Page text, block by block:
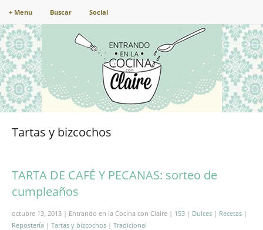
+ Menu Buscar Social
Tartas y bizcochos
TARTA DE CAFÉ Y PECANAS: sorteo de
cumpleaños
octubre 13, 2013 | Entrando en la Cocina con Claire | 153 | Dulces | Recetas |
Repostería | Tartas y bizcochos | Tradicional